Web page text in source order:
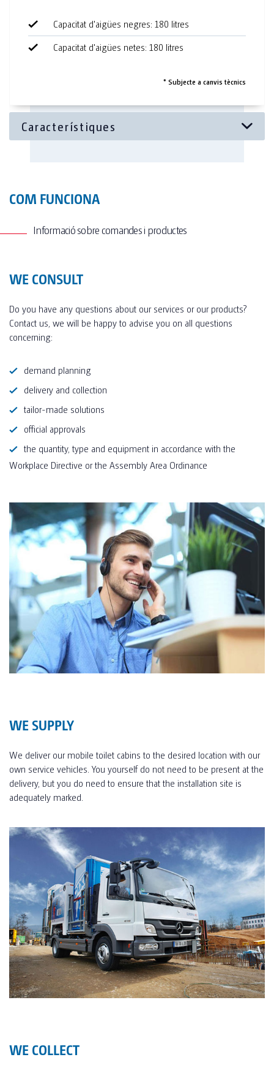
Capacitat d'aigües negres: 180 litres
Capacitat d'aigües netes: 180 litres
* Subjecte a canvis tècnics
Neteja fàcil
espai que un vàter portàtil.
COM FUNCIONA
Informació sobre comandes i productes
WE CONSULT
Do you have any questions about our services or our products?
Contact us, we will be happy to advise you on all questions
concerning:
demand planning
delivery and collection
tailor-made solutions
official approvals
the quantity, type and equipment in accordance with the
Workplace Directive or the Assembly Area Ordinance
WE SUPPLY
We deliver our mobile toilet cabins to the desired location with our
own service vehicles. You yourself do not need to be present at the
delivery, but you do need to ensure that the installation site is
adequately marked.
WE COLLECT